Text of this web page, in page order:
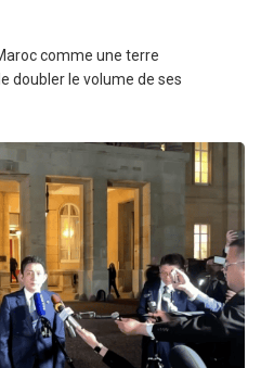
comme une terre
doubler le volume de ses